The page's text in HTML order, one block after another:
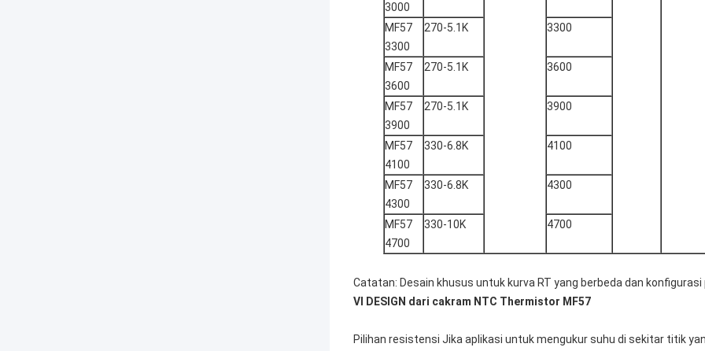
3000
MF57
3300
270-5.1K 3300
MF57
3600
270-5.1K 3600
MF57
3900
270-5.1K 3900
MF57
4100
330-6.8K 4100
MF57
4300
330-6.8K 4300
MF57
4700
330-10K 4700
Catatan: Desain khusus untuk kurva RT yang berbeda dan
VI DESIGN dari cakram NTC Thermistor MF57
Pilihan resistensi Jika aplikasi untuk mengukur suhu di sekitar titik